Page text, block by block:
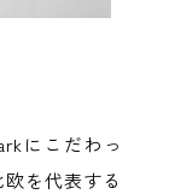
にこだわっ
を代表する